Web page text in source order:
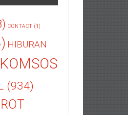
CONTACT (1)
HIBURAN
KOMSOS
(934)